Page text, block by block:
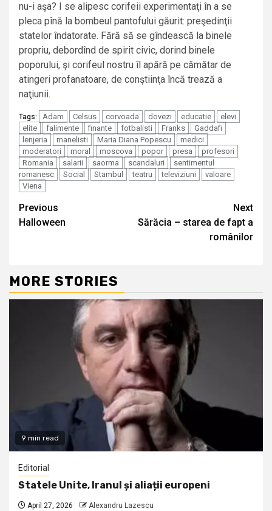
nu-i aşa? I se alipesc corifeii experimentaţi în a se
pleca pînă la bombeul pantofului găurit: preşedinţii
statelor îndatorate. Fără să se gîndească la binele
propriu, debordînd de spirit civic, dorind binele
poporului, şi corifeul nostru îl apără pe cămătar de
atingeri profanatoare, de conştiinţa încă trează a
naţiunii.
Tags: Adam Celsus corvoada dovezi educatie
elevi
elite
falimente finante fotbalisti Franks
Gaddafi
lenjeria
manelisti Maria Diana Popescu
medici
moderatori
moral moscova popor presa
profesori
Romania
salarii saorma scandaluri
sentimentul
romanesc
Social Stambul teatru televiziuni
valoare
Viena
Continue
Reading
Previous
Halloween
Next
Sărăcia – starea de fapt a
românilor
MORE STORIES
9 min read
Editorial
Statele Unite, Iranul și aliații europeni
April 27, 2026 Alexandru Lazescu